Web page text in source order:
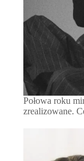
Połowa roku
zrealizowane.